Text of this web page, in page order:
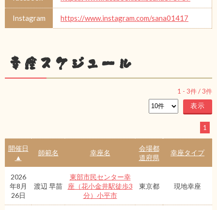
Instagram https://www.instagram.com/sana01417
幸座スケジュール
1 - 3件 /3件
1
開催日
▲
師範名 幸座名
会場都
道府県
幸座タイプ
2026
年8月
26日
渡辺 早苗
東部市民センター幸
座（花小金井駅徒歩3
分）小平市
東京都 現地幸座